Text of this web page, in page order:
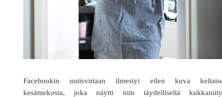
Facebookin uutisvirtaan ilmestyi eilen kuva
kesämekosta, joka näytti niin täydelliseltä